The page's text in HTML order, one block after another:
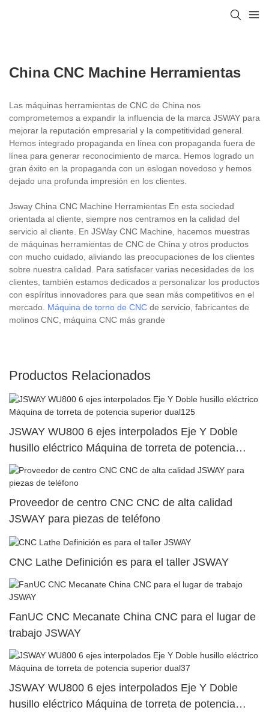
China CNC Machine Herramientas
Las máquinas herramientas de CNC de China nos
comprometemos a expandir la influencia de la marca JSWAY para
mejorar la reputación empresarial y la competitividad general.
Hemos integrado propaganda en línea con propaganda fuera de
línea para generar reconocimiento de marca. Hemos logrado un
gran éxito en la propaganda con un eslogan novedoso y hemos
dejado una profunda impresión en los clientes.
Jsway China CNC Machine Herramientas En esta sociedad
orientada al cliente, siempre nos centramos en la calidad del
servicio al cliente. En JSWay CNC Machine, hacemos muestras
de máquinas herramientas de CNC de China y otros productos
con mucho cuidado, aliviando las preocupaciones de los clientes
sobre nuestra calidad. Para satisfacer varias necesidades de los
clientes, también estamos dedicados a personalizar los productos
con espíritus innovadores para que sean más competitivos en el
mercado. Máquina de torno de CNC de servicio, fabricantes de
molinos CNC, máquina CNC más grande
Productos Relacionados
JSWAY WU800 6 ejes interpolados Eje Y Doble
husillo eléctrico Máquina de torreta de potencia
superior dual125
Proveedor de centro CNC CNC de alta calidad
JSWAY para piezas de teléfono
CNC Lathe Definición es para el taller JSWAY
FanUC CNC Mecanate China CNC para el lugar de
trabajo JSWAY
JSWAY WU800 6 ejes interpolados Eje Y Doble
husillo eléctrico Máquina de torreta de potencia